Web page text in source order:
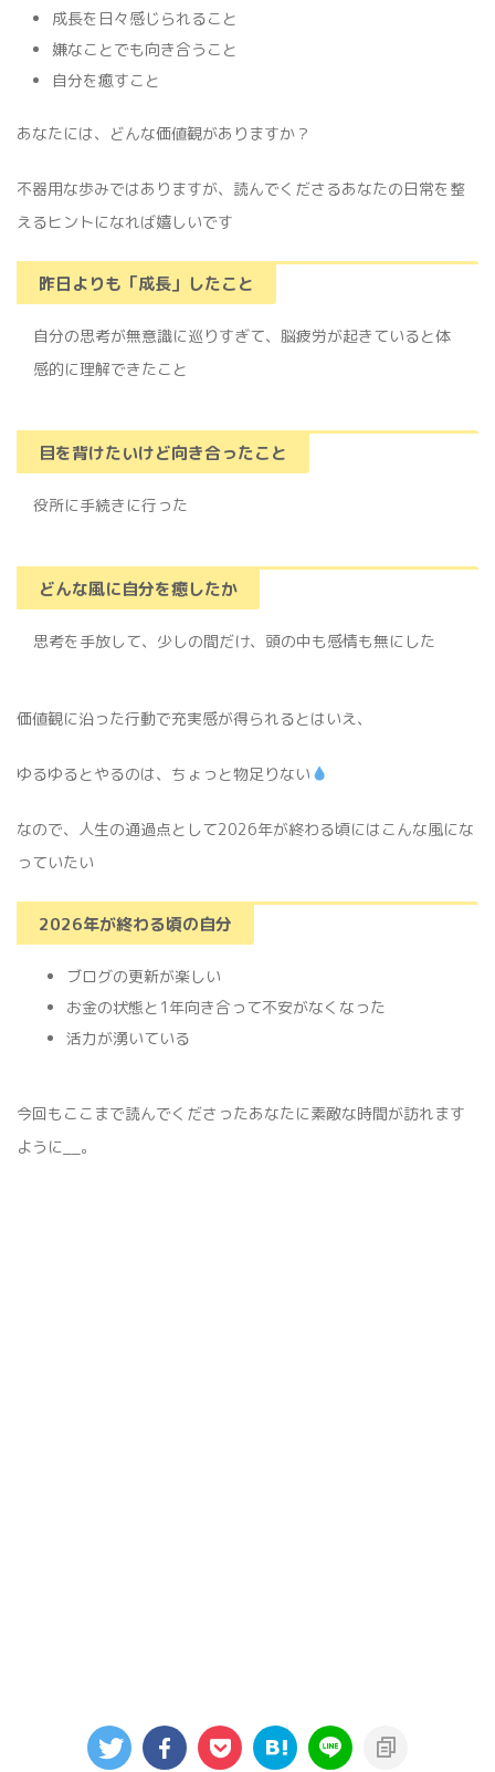
成長を日々感じられること
嫌なことでも向き合うこと
自分を癒すこと
あなたには、どんな価値観がありますか？
不器用な歩みではありますが、読んでくださるあなたの日常を整
えるヒントになれば嬉しいです
昨日よりも「成長」したこと
自分の思考が無意識に巡りすぎて、脳疲労が起きていると体
感的に理解できたこと
目を背けたいけど向き合ったこと
役所に手続きに行った
どんな風に自分を癒したか
思考を手放して、少しの間だけ、頭の中も感情も無にした
価値観に沿った行動で充実感が得られるとはいえ、
ゆるゆるとやるのは、ちょっと物足りない
なので、人生の通過点として2026年が終わる頃にはこんな風にな
っていたい
2026年が終わる頃の自分
ブログの更新が楽しい
お金の状態と1年向き合って不安がなくなった
活力が湧いている
今回もここまで読んでくださったあなたに素敵な時間が訪れます
ように__。